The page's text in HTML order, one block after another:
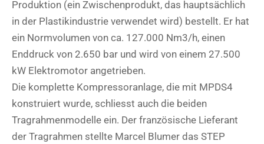
Produktion (ein Zwischenprodukt, das hauptsächlich
in der Plastikindustrie verwendet wird) bestellt. Er hat
ein Normvolumen von ca. 127.000 Nm3/h, einen
Enddruck von 2.650 bar und wird von einem 27.500
kW Elektromotor angetrieben.
Die komplette Kompressoranlage, die mit MPDS4
konstruiert wurde, schliesst auch die beiden
Tragrahmenmodelle ein. Der französische Lieferant
der Tragrahmen stellte Marcel Blumer das STEP